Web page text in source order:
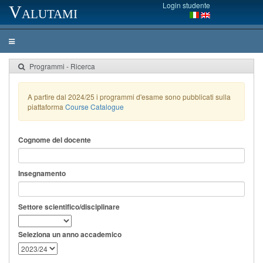
Valutami Login studente
Programmi - Ricerca
A partire dal 2024/25 i programmi d'esame sono pubblicati sulla
piattaforma Course Catalogue
Cognome del docente
Insegnamento
Settore scientifico/disciplinare
Seleziona un anno accademico